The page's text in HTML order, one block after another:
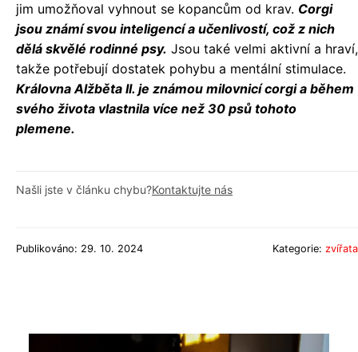
jim umožňoval vyhnout se kopancům od krav. Corgi
jsou známí svou inteligencí a učenlivostí, což z nich
dělá skvělé rodinné psy. Jsou také velmi aktivní a hraví,
takže potřebují dostatek pohybu a mentální stimulace.
Královna Alžběta II. je známou milovnicí corgi a během
svého života vlastnila více než 30 psů tohoto
plemene.
Našli jste v článku chybu?Kontaktujte nás
Publikováno: 29. 10. 2024 Kategorie: zvířata